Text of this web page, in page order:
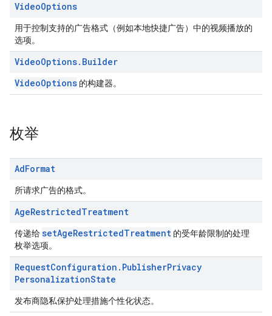
VideoOptions
用于控制支持的广告格式（例如本地快捷广告）中的视频播放的
选项。
VideoOptions. Builder
VideoOptions 的构建器。
枚举
AdFormat
所请求广告的格式。
AgeRestrictedTreatment
传递给setAgeRestrictedTreatment 的受年龄限制的处理
枚举选项。
RequestConfiguration . PublisherPrivacy
PersonalizationState
发布商隐私保护处理措施个性化状态。